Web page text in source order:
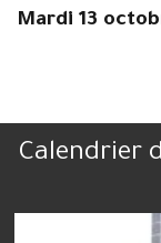
Mardi 13
Calendrier